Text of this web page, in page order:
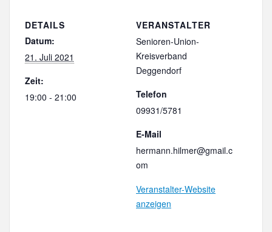
DETAILS
Datum:
21. Juli 2021
Zeit:
19:00 - 21:00
VERANSTALTER
Senioren-Union-
Kreisverband
Deggendorf
Telefon
09931/5781
E-Mail
hermann.hilmer@gmail.c
om
Veranstalter-Website
anzeigen